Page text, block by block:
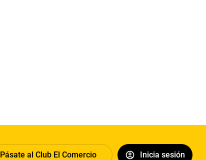
Pásate al Club El Comercio Inicia sesión